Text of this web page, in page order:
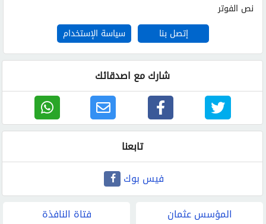
نص الفوتر
إتصل بنا
سياسة الإستخدام
شارك مع اصدقائك
تابعنا
فيس بوك
المؤسس عثمان
فتاة النافذة